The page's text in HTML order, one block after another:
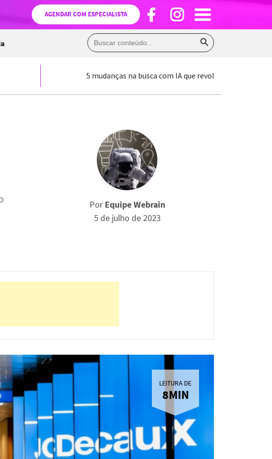
AGENDAR COM ESPECIALISTA
Search
for:
Search Button
5 mudanças na busca com IA que revolucionaram o
Por Equipe Webrain
5 de julho de 2023
LEITURA DE
8MIN